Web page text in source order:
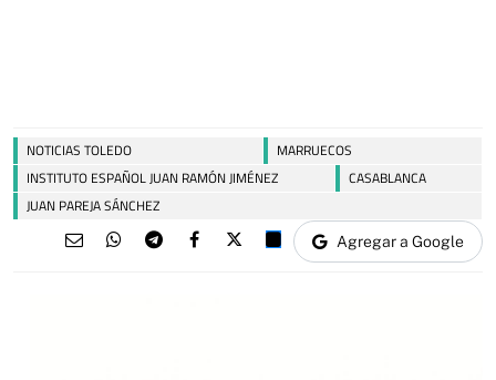
NOTICIAS TOLEDO
MARRUECOS
INSTITUTO ESPAÑOL JUAN RAMÓN JIMÉNEZ
CASABLANCA
JUAN PAREJA SÁNCHEZ
Agregar a Google